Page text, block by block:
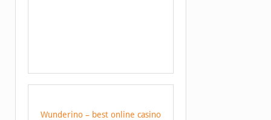
Wunderino – best online casino